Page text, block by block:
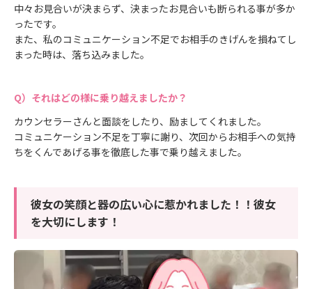
中々お見合いが決まらず、決まったお見合いも断られる事が多か
ったです。
また、私のコミュニケーション不足でお相手のきげんを損ねてし
まった時は、落ち込みました。
それはどの様に乗り越えましたか？
カウンセラーさんと面談をしたり、励ましてくれました。
コミュニケーション不足を丁寧に謝り、次回からお相手への気持
ちをくんであげる事を徹底した事で乗り越えました。
彼女の笑顔と器の広い心に惹かれました！！彼女
を大切にします！